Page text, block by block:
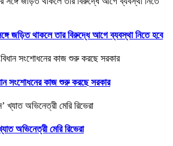
জড়িত থাকলে তার বিরুদ্ধে আগে ব্যবস্থা নিতে হবে
সংশোধনের কাজ শুরু করছে সরকার
অভিনেত্রী মেরি রিভেরা